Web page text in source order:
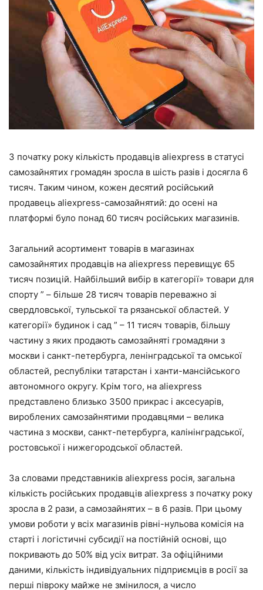
З початку року кількість продавців aliexpress в статусі
самозайнятих громадян зросла в шість разів і досягла 6
тисяч. Таким чином, кожен десятий російський
продавець aliexpress-самозайнятий: до осені на
платформі було понад 60 тисяч російських магазинів.
Загальний асортимент товарів в магазинах
самозайнятих продавців на aliexpress перевищує 65
тисяч позицій. Найбільший вибір в категорії» товари для
спорту ” – більше 28 тисяч товарів переважно зі
свердловської, тульської та рязанської областей. У
категорії» будинок і сад ” – 11 тисяч товарів, більшу
частину з яких продають самозайняті громадяни з
москви і санкт-петербурга, ленінградської та омської
областей, республіки татарстан і ханти-мансійського
автономного округу. Крім того, на aliexpress
представлено близько 3500 прикрас і аксесуарів,
вироблених самозайнятими продавцями – велика
частина з москви, санкт-петербурга, калінінградської,
ростовської і нижегородської областей.
За словами представників aliexpress росія, загальна
кількість російських продавців aliexpress з початку року
зросла в 2 рази, а самозайнятих – в 6 разів. При цьому
умови роботи у всіх магазинів рівні-нульова комісія на
старті і логістичні субсидії на постійній основі, що
покривають до 50% від усіх витрат. За офіційними
даними, кількість індивідуальних підприємців в росії за
перші півроку майже не змінилося, а число